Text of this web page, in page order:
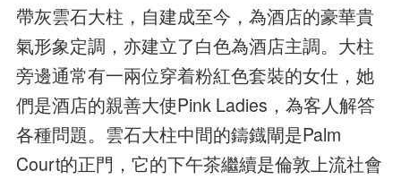
帶灰雲石大柱，自建成至今，為酒店的豪華貴
氣形象定調，亦建立了白色為酒店主調。大柱
旁邊通常有一兩位穿着粉紅色套裝的女仕，她
們是酒店的親善大使Pink Ladies，為客人解答
各種問題。雲石大柱中間的鑄鐡閘是Palm
Court的正門，它的下午茶繼續是倫敦上流社會